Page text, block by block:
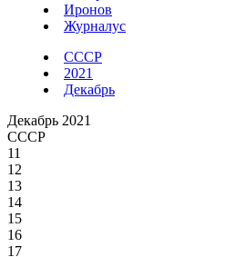
Иронов
Журналус
СССР
2021
Декабрь
Декабрь 2021
СССР
11
12
13
14
15
16
17